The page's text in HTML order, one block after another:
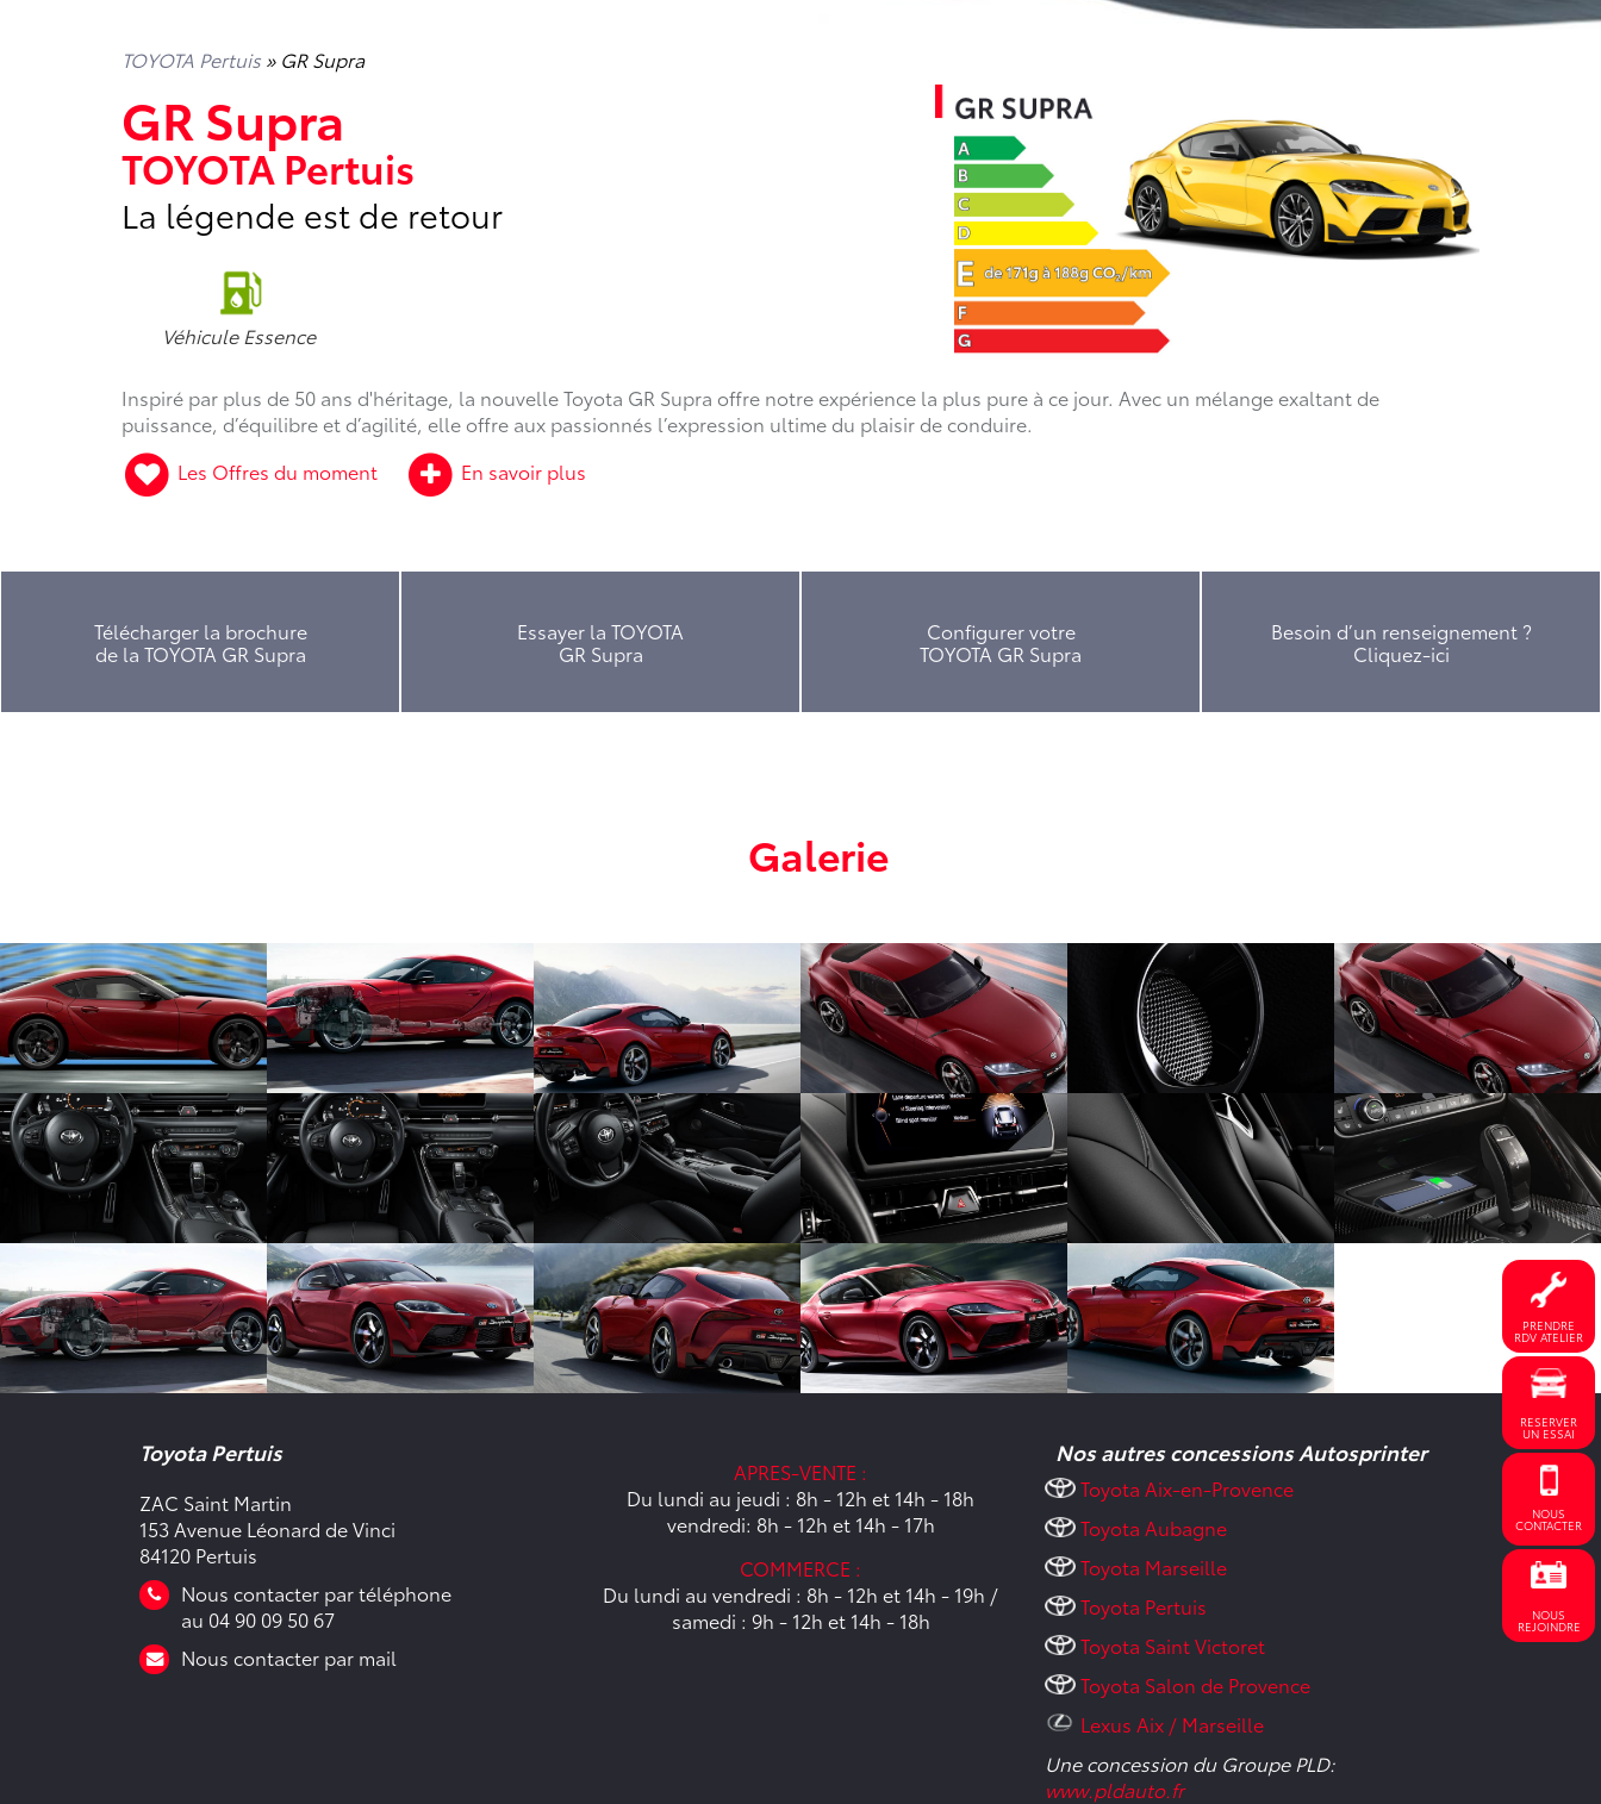
PRENDRE
RDV ATELIER
RESERVER
UN ESSAI
NOUS
CONTACTER
NOUS
REJOINDRE
TOYOTA Pertuis » GR Supra
GR Supra
TOYOTA Pertuis
La légende est de retour
Véhicule Essence
Inspiré par plus de 50 ans d'héritage, la nouvelle Toyota GR Supra offre notre expérience la plus pure à ce jour. Avec un mélange exaltant de
puissance, d’équilibre et d’agilité, elle offre aux passionnés l’expression ultime du plaisir de conduire.
Les Offres du moment
En savoir plus
Télécharger la brochure
de la TOYOTA GR Supra
Essayer la TOYOTA
GR Supra
Configurer votre
TOYOTA GR Supra
Besoin d’un renseignement ?
Cliquez-ici
Galerie
Toyota Pertuis
ZAC Saint Martin
153 Avenue Léonard de Vinci
84120 Pertuis
Nous contacter par téléphone
au 04 90 09 50 67
Nous contacter par mail
APRES-VENTE :
Du lundi au jeudi : 8h - 12h et 14h - 18h
vendredi: 8h - 12h et 14h - 17h
COMMERCE :
Du lundi au vendredi : 8h - 12h et 14h - 19h /
samedi : 9h - 12h et 14h - 18h
Nos autres concessions Autosprinter
Toyota Aix-en-Provence
Toyota Aubagne
Toyota Marseille
Toyota Pertuis
Toyota Saint Victoret
Toyota Salon de Provence
Lexus Aix / Marseille
Une concession du Groupe PLD:
www.pldauto.fr